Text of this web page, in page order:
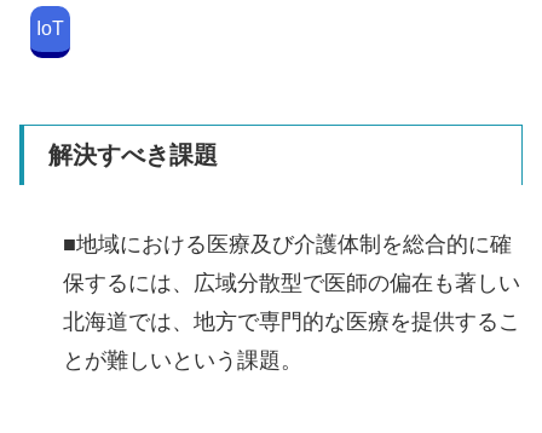
IoT
解決すべき課題
■地域における医療及び介護体制を総合的に確
保するには、広域分散型で医師の偏在も著しい
北海道では、地方で専門的な医療を提供するこ
とが難しいという課題。